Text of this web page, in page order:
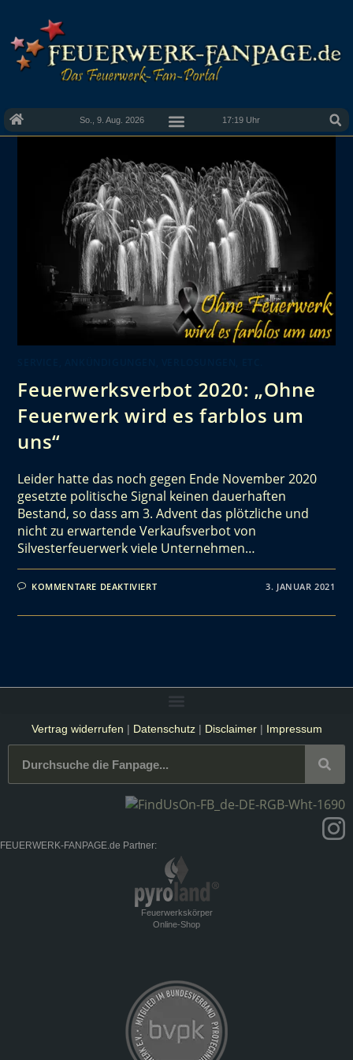
So., 9. Aug. 2026 17:19 Uhr
Feuerwerksverbot 2020: „Ohne
Feuerwerk wird es farblos um
uns“
Leider hatte das noch gegen Ende November 2020
gesetzte politische Signal keinen dauerhaften
Bestand, so dass am 3. Advent das plötzliche und
nicht zu erwartende Verkaufsverbot von
Silvesterfeuerwerk viele Unternehmen…
KOMMENTARE DEAKTIVIERT 3. JANUAR 2021
Vertrag widerrufen | Datenschutz| Disclaimer| Impressum
FEUERWERK-FANPAGE.de Partner:
Feuerwerkskörper
Online-Shop